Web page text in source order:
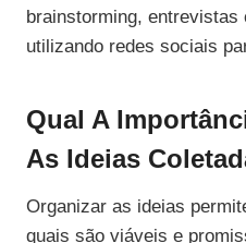
brainstorming,
utilizando redes sociais
Qual A
As Ideias
Organizar as ideias
quais são viáveis e